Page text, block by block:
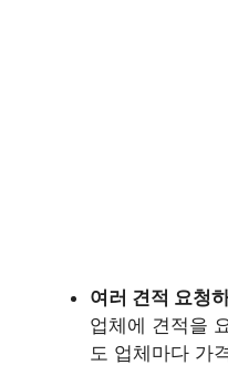
여러 견적 요청하
업체에 견적을
도 업체마다 가